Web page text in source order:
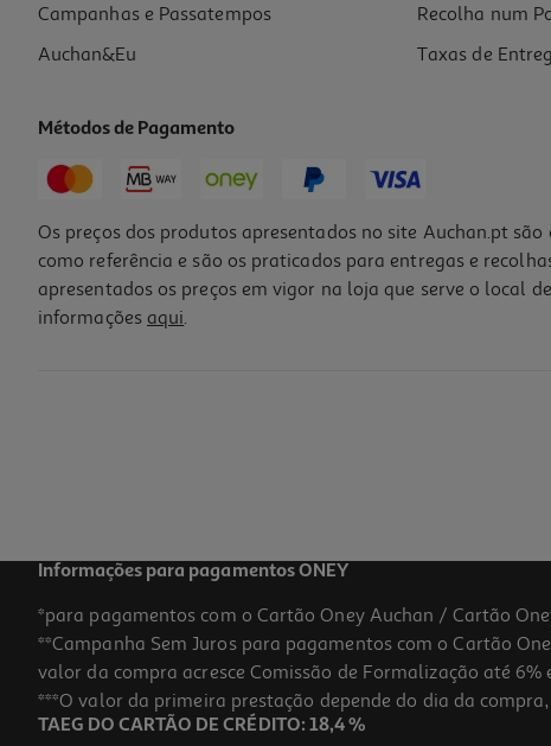
-20%
-20%
Campanhas e Passatempos
Auchan&Eu
Recolha num
Taxas de
Métodos de Pagamento
Os preços dos produtos apresentados no site Auchan.pt
como referência e são os praticados para entregas e
apresentados os preços em vigor na loja que serve o local
informações aqui.
Informações para pagamentos ONEY
*para pagamentos com o Cartão Oney Auchan / Cartão
**Campanha Sem Juros para pagamentos com o Cartão
valor da compra acresce Comissão de Formalização até
***O valor da primeira prestação depende do dia da
TAEG DO CARTÃO DE CRÉDITO: 18,4 %